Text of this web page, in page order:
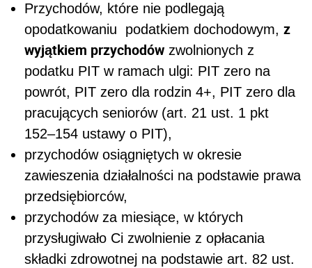
Przychodów, które nie podlegają
opodatkowaniu podatkiem dochodowym, z
wyjątkiem przychodów zwolnionych z
podatku PIT w ramach ulgi: PIT zero na
powrót, PIT zero dla rodzin 4+, PIT zero dla
pracujących seniorów (art. 21 ust. 1 pkt
152–154 ustawy o PIT),
przychodów osiągniętych w okresie
zawieszenia działalności na podstawie prawa
przedsiębiorców,
przychodów za miesiące, w których
przysługiwało Ci zwolnienie z opłacania
składki zdrowotnej na podstawie art. 82 ust.